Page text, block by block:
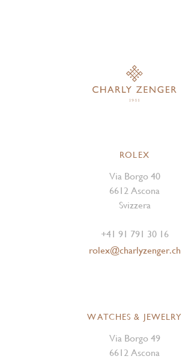
ROLEX
Via Borgo 40
6612 Ascona
Svizzera
+41 91 791 30 16
rolex@charlyzenger.ch
WATCHES & JEWELRY
Via Borgo 49
6612 Ascona